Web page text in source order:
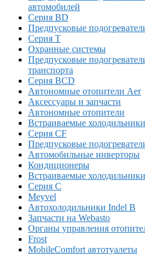
автомобилей
Серия BD
Предпусковые
Серия T
Охранные системы
Предпусковые
транспорта
Серия BCD
Автономные отопители Аer
Аксессуары и запчасти
Автономные отопители
Встраиваемые холодильники
Серия CF
Предпусковые
Автомобильные инверторы
Кондиционеры
Встраиваемые
Серия C
Meyvel
Автохолодильники Indel B
Запчасти на Webasto
Органы управления
Frost
MobileComfort автотуалеты